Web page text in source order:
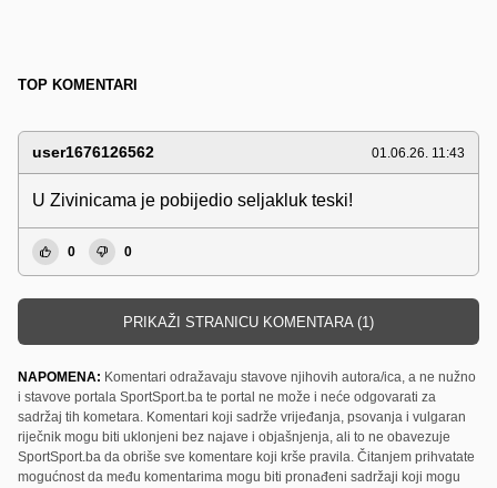
TOP KOMENTARI
user1676126562 01.06.26. 11:43
U Zivinicama je pobijedio seljakluk teski!
0 0
PRIKAŽI STRANICU KOMENTARA (1)
NAPOMENA: Komentari odražavaju stavove njihovih autora/ica, a ne nužno
i stavove portala SportSport.ba te portal ne može i neće odgovarati za
sadržaj tih kometara. Komentari koji sadrže vrijeđanja, psovanja i vulgaran
riječnik mogu biti uklonjeni bez najave i objašnjenja, ali to ne obavezuje
SportSport.ba da obriše sve komentare koji krše pravila. Čitanjem prihvatate
mogućnost da među komentarima mogu biti pronađeni sadržaji koji mogu